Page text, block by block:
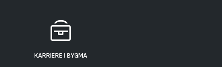
KARRIERE I BYGMA